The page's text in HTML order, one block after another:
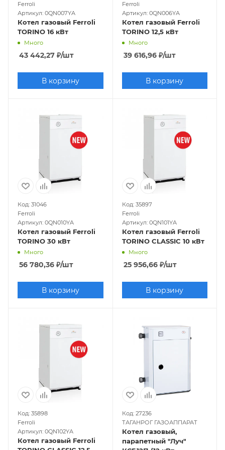
Ferroli
Артикул: 0QN007YA
Котел газовый Ferroli
TORINO 16 кВт
Много
43 442,27 ₽/шт
В корзину
Ferroli
Артикул: 0QN006YA
Котел газовый Ferroli
TORINO 12,5 кВт
Много
39 616,96₽/шт
В корзину
Код: 31046
Ferroli
Артикул: 0QN010YA
Котел газовый Ferroli
TORINO 30 кВт
Много
56 780,36 ₽/шт
В корзину
Код: 35897
Ferroli
Артикул: 0QN101YA
Котел газовый Ferroli
TORINO CLASSIC 10 кВт
Много
25 956,66₽/шт
В корзину
Код: 35898
Ferroli
Артикул: 0QN102YA
Котел газовый Ferroli
Код: 27236
ТАГАНРОГ ГАЗОАППАРАТ
Котел газовый,
парапетный "Луч"